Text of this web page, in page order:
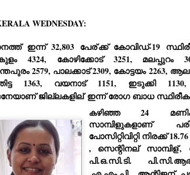
WEDNESDAY:
ഇന്ന് 32,803 പേര്ക്ക് കോവിഡ്-19
4324, കോഴിക്കോട് 3251, മലപ്പുറം
2579, പാലക്കാട് 2309, കോട്ടയം 2263,
1363, വയനാട് 1151, ഇടുക്കി
ജില്ലകളില് ഇന്ന് രോഗ ബാധ
കഴിഞ്ഞ 24
സാമ്പിളുകളാണ്
പോസിറ്റിവിറ്റി നിരക്ക്
, സെന്റിനല് സാമ്പിള്,
പി.ഒ.സി.ടി.
JUL